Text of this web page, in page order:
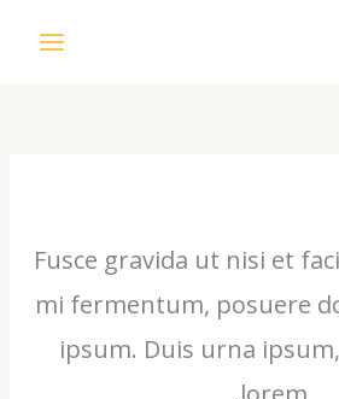
Fusce gravida ut
mi fermentum,
ipsum. Duis urna